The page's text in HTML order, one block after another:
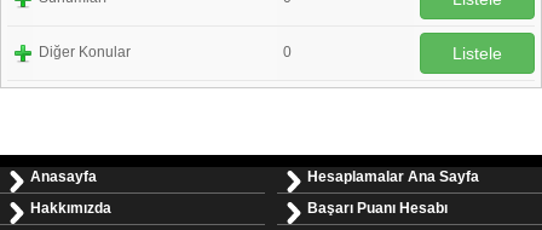
Diğer Konular 0 Listele
Anasayfa
Hakkımızda
Hesaplamalar Ana Sayfa
Başarı Puanı Hesabı